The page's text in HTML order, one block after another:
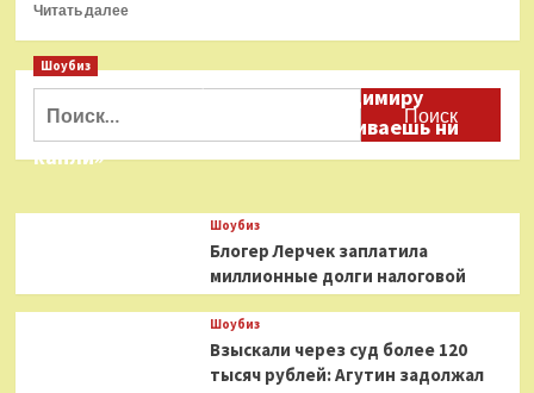
Читать далееПрочитать
«Папина
показал
подросшую
дочь
Шоубиз
Даня Милохин обратился к Владимиру
Соловьеву: «Ты меня не расстраиваешь ни
капли»
Шоубиз
Блогер Лерчек заплатила
миллионные долги налоговой
Шоубиз
Взыскали через суд более 120
тысяч рублей: Агутин задолжал